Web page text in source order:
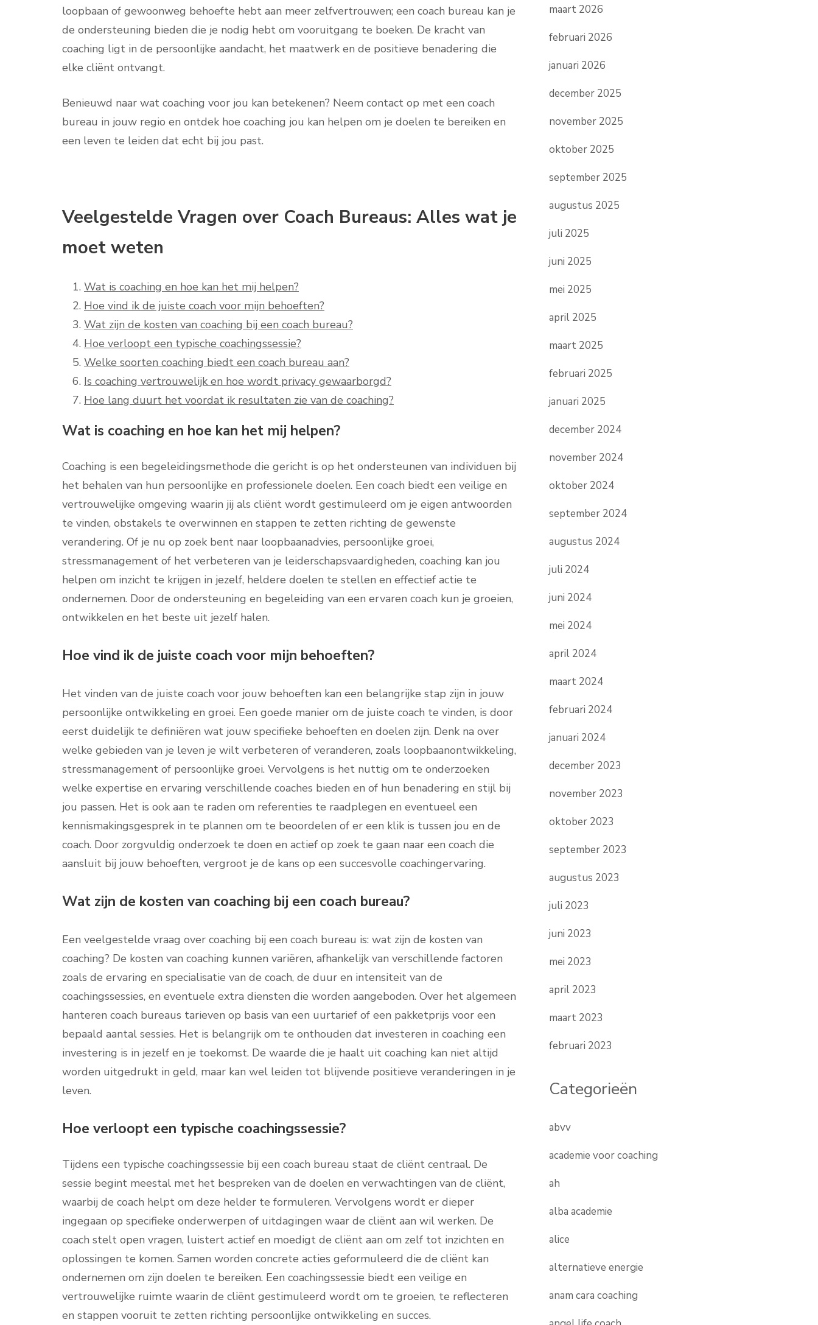
loopbaan of gewoonweg behoefte hebt aan meer zelfvertrouwen; een coach bureau kan je
de ondersteuning bieden die je nodig hebt om vooruitgang te boeken. De kracht van
coaching ligt in de persoonlijke aandacht, het maatwerk en de positieve benadering die
elke cliënt ontvangt.
Benieuwd naar wat coaching voor jou kan betekenen? Neem contact op met een coach
bureau in jouw regio en ontdek hoe coaching jou kan helpen om je doelen te bereiken en
een leven te leiden dat echt bij jou past.
Veelgestelde Vragen over Coach Bureaus: Alles wat je
moet weten
Wat is coaching en hoe kan het mij helpen?
Hoe vind ik de juiste coach voor mijn behoeften?
Wat zijn de kosten van coaching bij een coach bureau?
Hoe verloopt een typische coachingssessie?
Welke soorten coaching biedt een coach bureau aan?
Is coaching vertrouwelijk en hoe wordt privacy gewaarborgd?
Hoe lang duurt het voordat ik resultaten zie van de coaching?
Wat is coaching en hoe kan het mij helpen?
Coaching is een begeleidingsmethode die gericht is op het ondersteunen van individuen bij
het behalen van hun persoonlijke en professionele doelen. Een coach biedt een veilige en
vertrouwelijke omgeving waarin jij als cliënt wordt gestimuleerd om je eigen antwoorden
te vinden, obstakels te overwinnen en stappen te zetten richting de gewenste
verandering. Of je nu op zoek bent naar loopbaanadvies, persoonlijke groei,
stressmanagement of het verbeteren van je leiderschapsvaardigheden, coaching kan jou
helpen om inzicht te krijgen in jezelf, heldere doelen te stellen en effectief actie te
ondernemen. Door de ondersteuning en begeleiding van een ervaren coach kun je groeien,
ontwikkelen en het beste uit jezelf halen.
Hoe vind ik de juiste coach voor mijn behoeften?
Het vinden van de juiste coach voor jouw behoeften kan een belangrijke stap zijn in jouw
persoonlijke ontwikkeling en groei. Een goede manier om de juiste coach te vinden, is door
eerst duidelijk te definiëren wat jouw specifieke behoeften en doelen zijn. Denk na over
welke gebieden van je leven je wilt verbeteren of veranderen, zoals loopbaanontwikkeling,
stressmanagement of persoonlijke groei. Vervolgens is het nuttig om te onderzoeken
welke expertise en ervaring verschillende coaches bieden en of hun benadering en stijl bij
jou passen. Het is ook aan te raden om referenties te raadplegen en eventueel een
kennismakingsgesprek in te plannen om te beoordelen of er een klik is tussen jou en de
coach. Door zorgvuldig onderzoek te doen en actief op zoek te gaan naar een coach die
aansluit bij jouw behoeften, vergroot je de kans op een succesvolle coachingervaring.
Wat zijn de kosten van coaching bij een coach bureau?
Een veelgestelde vraag over coaching bij een coach bureau is: wat zijn de kosten van
coaching? De kosten van coaching kunnen variëren, afhankelijk van verschillende factoren
zoals de ervaring en specialisatie van de coach, de duur en intensiteit van de
coachingssessies, en eventuele extra diensten die worden aangeboden. Over het algemeen
hanteren coach bureaus tarieven op basis van een uurtarief of een pakketprijs voor een
bepaald aantal sessies. Het is belangrijk om te onthouden dat investeren in coaching een
investering is in jezelf en je toekomst. De waarde die je haalt uit coaching kan niet altijd
worden uitgedrukt in geld, maar kan wel leiden tot blijvende positieve veranderingen in je
leven.
Hoe verloopt een typische coachingssessie?
Tijdens een typische coachingssessie bij een coach bureau staat de cliënt centraal. De
sessie begint meestal met het bespreken van de doelen en verwachtingen van de cliënt,
waarbij de coach helpt om deze helder te formuleren. Vervolgens wordt er dieper
ingegaan op specifieke onderwerpen of uitdagingen waar de cliënt aan wil werken. De
coach stelt open vragen, luistert actief en moedigt de cliënt aan om zelf tot inzichten en
oplossingen te komen. Samen worden concrete acties geformuleerd die de cliënt kan
ondernemen om zijn doelen te bereiken. Een coachingssessie biedt een veilige en
vertrouwelijke ruimte waarin de cliënt gestimuleerd wordt om te groeien, te reflecteren
en stappen vooruit te zetten richting persoonlijke ontwikkeling en succes.
maart 2026
februari 2026
januari 2026
december 2025
november 2025
oktober 2025
september 2025
augustus 2025
juli 2025
juni 2025
mei 2025
april 2025
maart 2025
februari 2025
januari 2025
december 2024
november 2024
oktober 2024
september 2024
augustus 2024
juli 2024
juni 2024
mei 2024
april 2024
maart 2024
februari 2024
januari 2024
december 2023
november 2023
oktober 2023
september 2023
augustus 2023
juli 2023
juni 2023
mei 2023
april 2023
maart 2023
februari 2023
Categorieën
abvv
academie voor coaching
ah
alba academie
alice
alternatieve energie
anam cara coaching